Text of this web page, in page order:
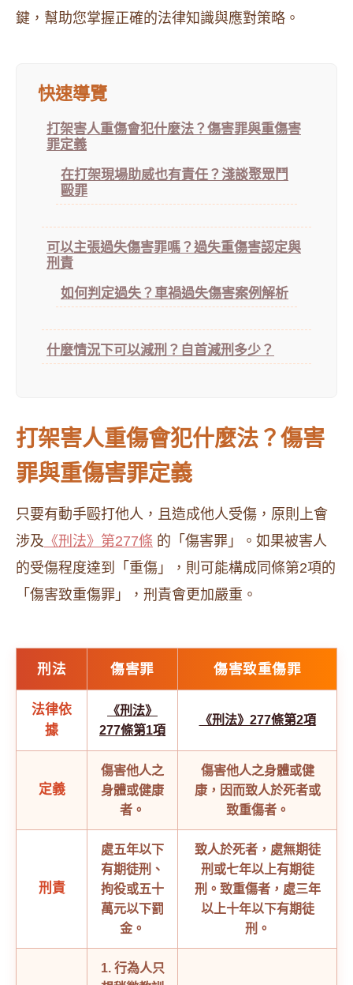
鍵，幫助您掌握正確的法律知識與應對策略。
快速導覽
打架害人重傷會犯什麼法？傷害罪與重傷害
罪定義
在打架現場助威也有責任？淺談聚眾鬥
毆罪
可以主張過失傷害罪嗎？過失重傷害認定與
刑責
如何判定過失？車禍過失傷害案例解析
什麼情況下可以減刑？自首減刑多少？
打架害人重傷會犯什麼法？傷害
罪與重傷害罪定義
只要有動手毆打他人，且造成他人受傷，原則上會
涉及 《刑法》第277條 的「傷害罪」。如果被害人
的受傷程度達到「重傷」，則可能構成同條第2項的
「傷害致重傷罪」，刑責會更加嚴重。
刑法 傷害罪 傷害致重傷罪
法律依
據
《刑法》
277條第1項
《刑法》277條第2項
定義
傷害他人之
身體或健康
者。
傷害他人之身體或健
康，因而致人於死者或
致重傷者。
刑責
處五年以下
有期徒刑、
拘役或五十
萬元以下罰
金。
致人於死者，處無期徒
刑或七年以上有期徒
刑。致重傷者，處三年
以上十年以下有期徒
刑。
1. 行為人只